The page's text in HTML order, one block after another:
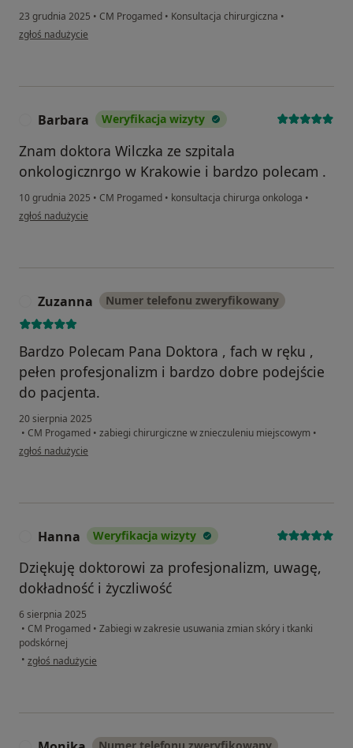
23 grudnia 2025 • CM Progamed • Konsultacja chirurgiczna •
w opinii użytkownika M.G.
zgłoś nadużycie
Barbara Weryfikacja wizyty
Znam doktora Wilczka ze szpitala
onkologicznrgo w Krakowie i bardzo polecam .
10 grudnia 2025 • CM Progamed • konsultacja chirurga onkologa •
w opinii użytkownika Barbara
zgłoś nadużycie
Zuzanna Numer telefonu zweryfikowany
Bardzo Polecam Pana Doktora , fach w ręku ,
pełen profesjonalizm i bardzo dobre podejście
do pacjenta.
20 sierpnia 2025
• CM Progamed • zabiegi chirurgiczne w znieczuleniu miejscowym •
w opinii użytkownika Zuzanna
zgłoś nadużycie
Hanna Weryfikacja wizyty
Dziękuję doktorowi za profesjonalizm, uwagę,
dokładność i życzliwość
6 sierpnia 2025
• CM Progamed • Zabiegi w zakresie usuwania zmian skóry i tkanki
podskórnej
• w opinii użytkownika Hanna
zgłoś nadużycie
Numer telefonu zweryfikowany